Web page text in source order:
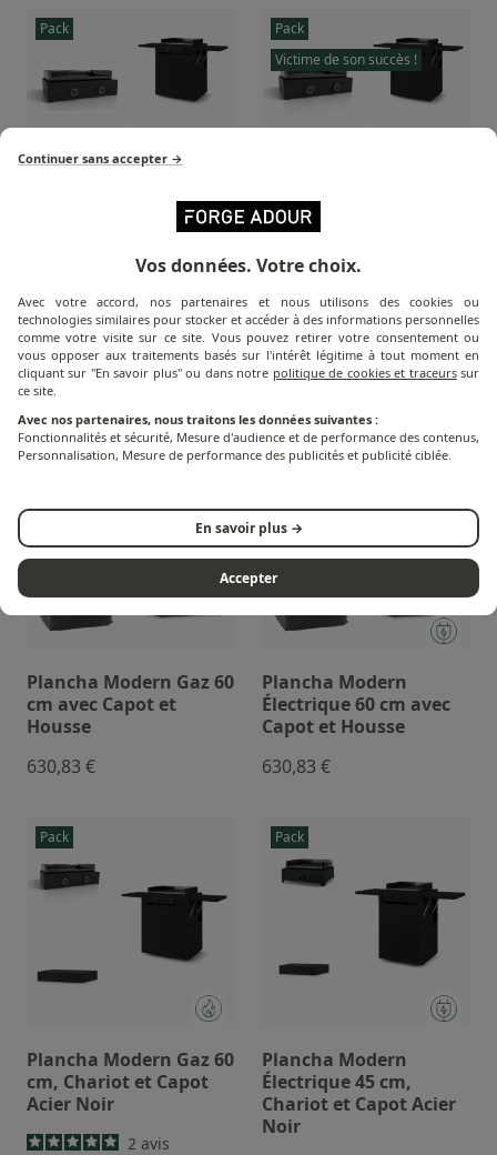
Pack
cm, Chariot et Capot
Acier Noir et Housse
5avis
1 030,00 €
Pack
Victime de son succès !
Electrique 60 cm,
Chariot, Capot Noir et
Housse
9 avis
1 030,00 €
Pack
Plancha Modern Gaz 60
cm avec Capot et
Housse
630,83 €
Pack
Plancha Modern
Électrique 60 cm avec
Capot et Housse
630,83 €
Pack
Plancha Modern Gaz 60
cm, Chariot et Capot
Acier Noir
2 avis
Pack
Plancha Modern
Électrique 45 cm,
Chariot et Capot Acier
Noir
Continuer sans accepter →
Vos données. Votre choix.
Avec votre accord, nos partenaires et nous utilisons des cookies ou
technologies similaires pour stocker et accéder à des informations personnelles
comme votre visite sur ce site. Vous pouvez retirer votre consentement ou
vous opposer aux traitements basés sur l'intérêt légitime à tout moment en
cliquant sur "En savoir plus" ou dans notre politique de cookies et traceurssur
ce site.
Avec nos partenaires, nous traitons les données suivantes :
Fonctionnalités et sécurité, Mesure d'audience et de performance des contenus,
Personnalisation, Mesure de performance des publicités et publicité ciblée.
En savoir plus →
Accepter